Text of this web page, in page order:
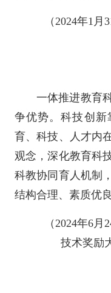
（2024年1
一体推进教育
争优势。科技创新
育、科技、人才内
观念，深化教育科
科教协同育人机制
结构合理、素质优
（2024年6
技术奖励